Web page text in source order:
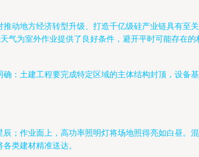
动地方经济转型升级、打造千亿级硅产业链具有至
气为室外作业提供了良好条件，避开平时可能存在
：土建工程要完成特定区域的主体结构封顶，设备
；作业面上，高功率照明灯将场地照得亮如白昼。
类建材精准送达。